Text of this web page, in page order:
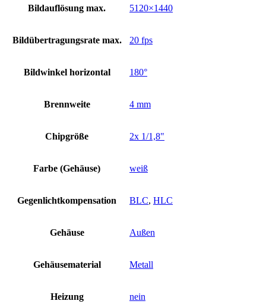
Bildauflösung max. 5120×1440
Bildübertragungsrate max. 20 fps
Bildwinkel horizontal 180°
Brennweite 4 mm
Chipgröße 2x 1/1,8"
Farbe (Gehäuse) weiß
Gegenlichtkompensation BLC, HLC
Gehäuse Außen
Gehäusematerial Metall
Heizung nein